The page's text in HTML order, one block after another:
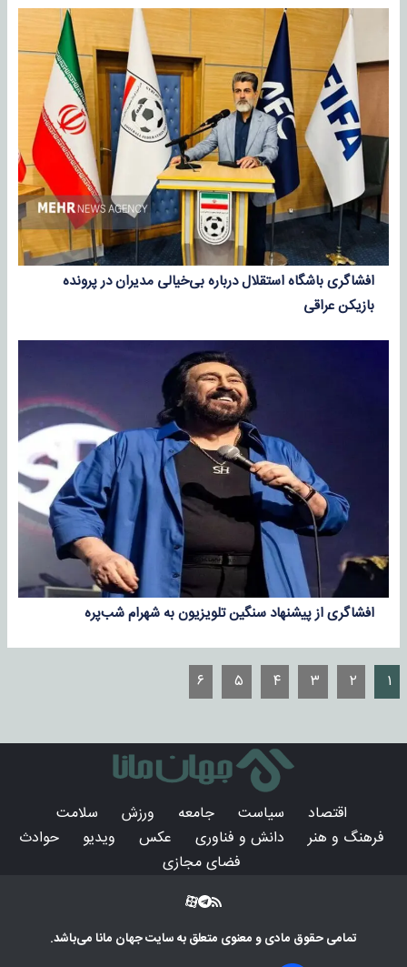
افشاگری باشگاه استقلال درباره بی‌خیالی مدیران در پرونده
بازیکن عراقی
افشاگری از پیشنهاد سنگین تلویزیون به شهرام شب‌پره
۱ ۲ ۳ ۴ ۵ ۶
اقتصاد سیاست جامعه ورزش
سلامت
فرهنگ و هنر
دانش و فناوری عکس ویدیو
حوادث
فضای مجازی
تمامی حقوق مادی و معنوی متعلق به سایتجهان مانامی‌باشد.